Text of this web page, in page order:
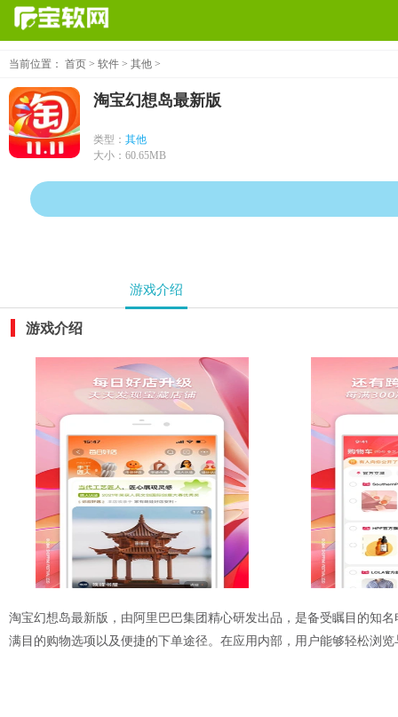
当前位置： 首页 > 软件 > 其他 >
淘宝幻想岛最新版
类型： 其他
大小： 60.65MB
游戏介绍
游戏介绍
淘宝幻想岛最新版，由阿里巴巴集团精心研发出品，是备受瞩目的知
满目的购物选项以及便捷的下单途径。在应用内部，用户能够轻松浏